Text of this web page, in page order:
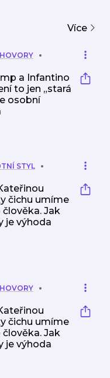
ová
Více
a Infantino
to jen „stará
osobní
STYL
čichu umíme
Jak
je výhoda
čichu umíme
Jak
je výhoda